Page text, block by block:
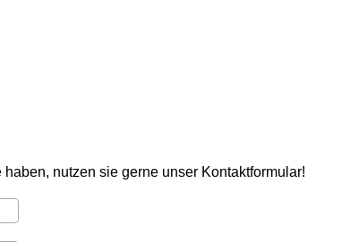
nutzen sie gerne unser Kontaktformular!